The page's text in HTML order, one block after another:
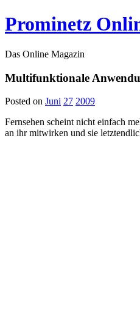
Prominetz
Das Online Magazin
Multifunktionale
Posted on Juni 27 2009
Fernsehen scheint nicht einfach
an ihr mitwirken und sie